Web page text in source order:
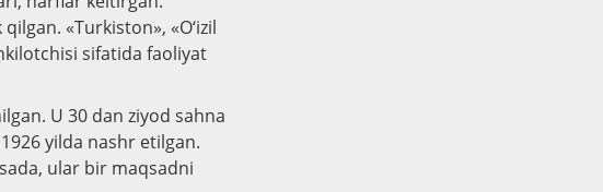
«Turkiston», «O‘izil
sifatida faoliyat
U 30 dan ziyod sahna
yilda nashr etilgan.
ular bir maqsadni